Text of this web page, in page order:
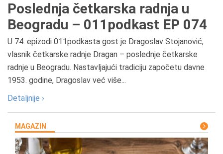
Poslednja četkarska radnja u
Beogradu – 011podkast EP 074
U 74. epizodi 011podkasta gost je Dragoslav Stojanović,
vlasnik četkarske radnje Dragan – poslednje četkarske
radnje u Beogradu. Nastavljajući tradiciju započetu davne
1953. godine, Dragoslav već više...
Detaljnije ›
MAGAZIN